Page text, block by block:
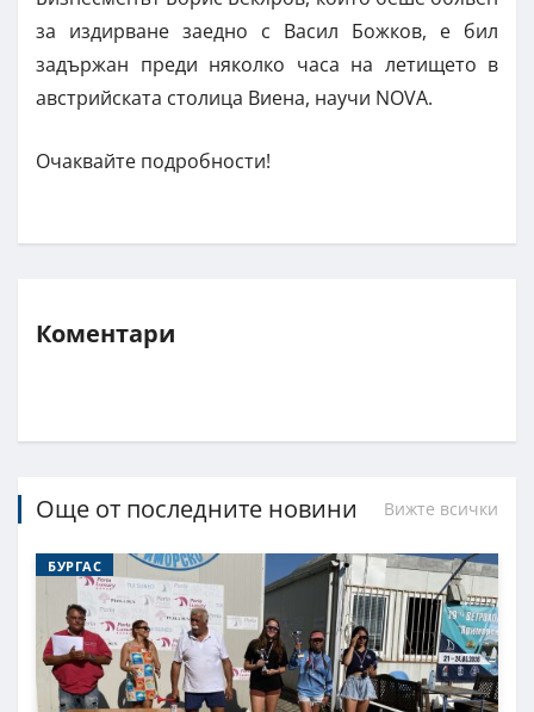
за издирване заедно с Васил Божков, е бил
задържан преди няколко часа на летището в
австрийската столица Виена, научи NOVA.
Oчаквайте подробности!
Коментари
Още от последните новини Вижте всички
БУРГАС